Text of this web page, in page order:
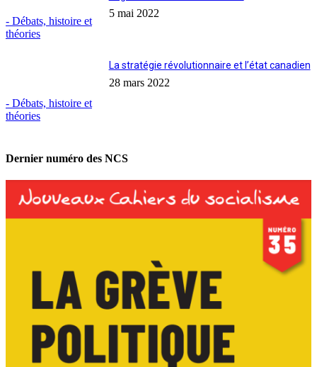
- Débats, histoire et
théories
5 mai 2022
- Débats, histoire et
théories
La stratégie révolutionnaire et l’état canadien
28 mars 2022
Dernier numéro des NCS